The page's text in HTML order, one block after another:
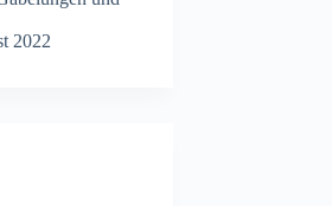
2022